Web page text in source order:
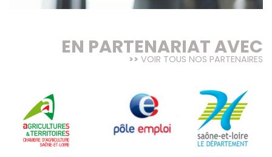
EN PARTENARIAT AVEC
VOIR TOUS NOS PARTENAIRES